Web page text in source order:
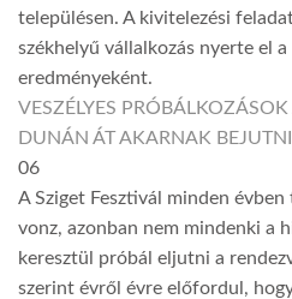
településen. A kivitelezési
székhelyű vállalkozás nyerte el a
eredményeként.
VESZÉLYES
DUNÁN ÁT AKARNAK
06
A Sziget Fesztivál minden
vonz, azonban nem mindenki a
keresztül próbál eljutni a
szerint évről évre előfordul,